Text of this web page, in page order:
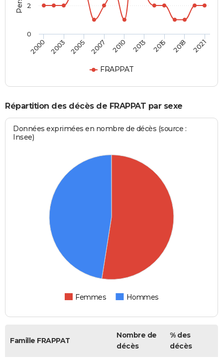
FRAPPAT
2000 2003 2005 2007 2010 2013 2015 2018 2021
0
2
Répartition des décès de FRAPPAT par sexe
Données exprimées en nombre de décès (source :
Insee)
Femmes Hommes
Famille FRAPPAT
Nombre de
décès
% des
décès